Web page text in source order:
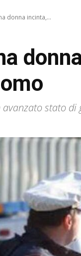
donna incinta,...
stato